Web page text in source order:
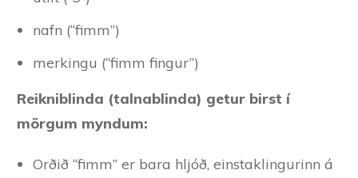
nafn (“fimm”)
merkingu (“fimm fingur”)
Reikniblinda (talnablinda) getur birst í
mörgum myndum:
Orðið “fimm” er bara hljóð, einstaklingurinn á